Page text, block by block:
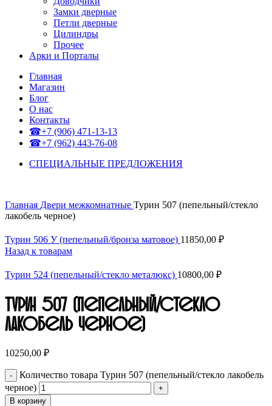
Замки дверные
Петли дверные
Цилиндры
Прочее
Арки и Порталы
Главная
Магазин
Блог
О нас
Контакты
☎+7 (906) 471-13-13
☎+7 (962) 443-76-08
СПЕЦИАЛЬНЫЕ ПРЕДЛОЖЕНИЯ
Главная Двери межкомнатные Турин 507 (пепельный/стекло
лакобель черное)
Турин 506 У (пепельный/бронза матовое) 11850,00 ₽
Назад к товарам
Турин 524 (пепельный/стекло металюкс) 10800,00 ₽
Турин 507 (пепельный/стекло
лакобель черное)
10250,00 ₽
Количество товара Турин 507 (пепельный/стекло лакобель
черное)
В корзину